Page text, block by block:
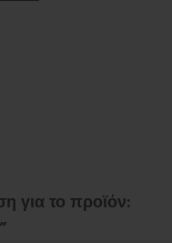
για το προϊόν: